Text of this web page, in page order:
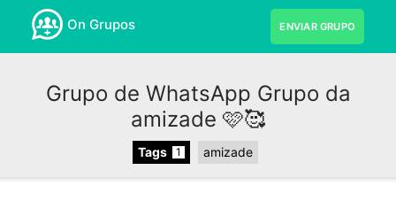
On Grupos ENVIAR GRUPO
Grupo de WhatsApp Grupo da
amizade 🩷🥰
Tags 1 amizade